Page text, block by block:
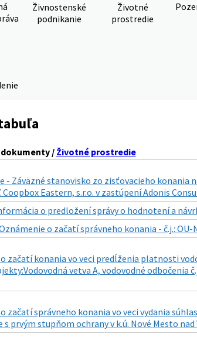
Živnostenské
podnikanie
Životné
prostredie
/Životné prostredie
- Záväzné stanovisko zo zisťovacieho
Eastern, s.r.o. v zastúpení Adonis
o predložení správy o hodnotení a
o začatí správneho konania - č.j.: OU-
začatí konania vo veci predĺženia platnosti
vetva A, vodovodné odbočenia
začatí správneho konania vo veci vydania
s prvým stupňom ochrany v k.ú. Nové Mesto